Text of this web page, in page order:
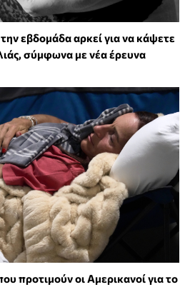
εβδομάδα αρκεί για να κάψετε
σύμφωνα με νέα έρευνα
προτιμούν οι Αμερικανοί για το